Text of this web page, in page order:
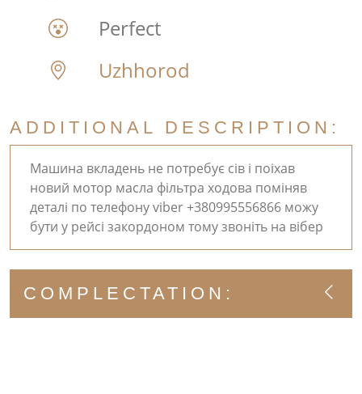
Perfect
Uzhhorod
ADDITIONAL DESCRIPTION:
Машина вкладень не потребує сів і поіхав
новий мотор масла фільтра ходова поміняв
деталі по телефону viber +380995556866 можу
бути у рейсі закордоном тому звоніть на вібер
COMPLECTATION: